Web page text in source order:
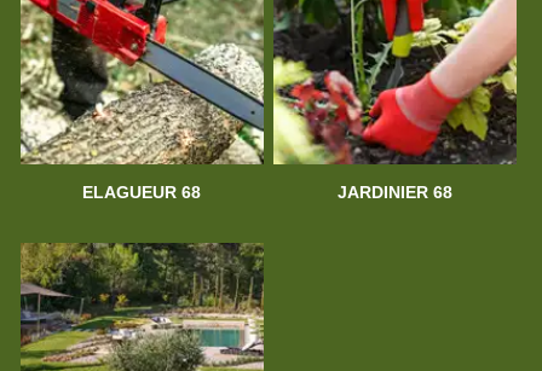
ELAGUEUR 68 JARDINIER 68